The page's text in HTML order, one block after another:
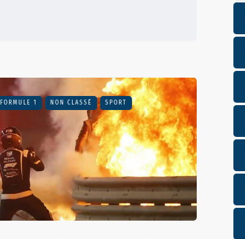
FORMULE 1 NON CLASSÉ SPORT